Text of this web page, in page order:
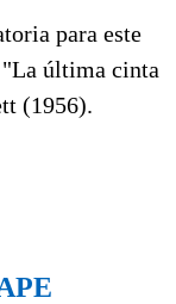
para este
última cinta
(1956).